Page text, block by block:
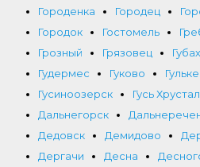
Городенка Городец
Городок
Гостомель
Грозный
Грязовец
Гудермес
Гуково
Гусиноозерск
Гусь
Дальнегорск
Дедовск
Демидово
Дергачи
Десна